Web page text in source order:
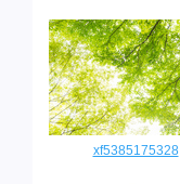
xf5385175328